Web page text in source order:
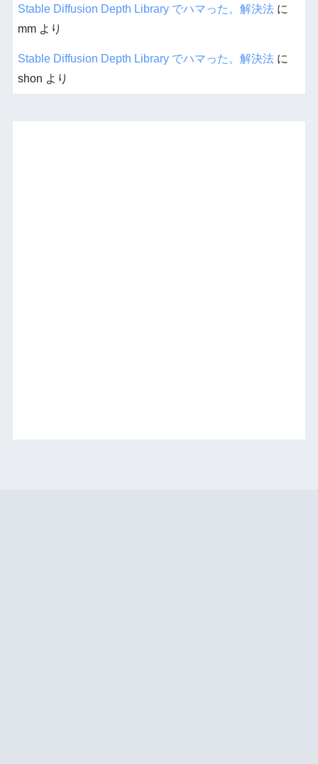
Stable Diffusion Depth Library でハマった。解決法に
mmより
Stable Diffusion Depth Library でハマった。解決法に
shon より